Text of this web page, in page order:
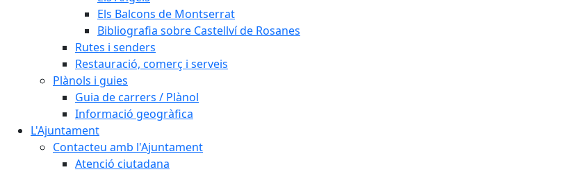
Els Balcons de Montserrat
Bibliografia sobre Castellví de Rosanes
Rutes i senders
Restauració, comerç i serveis
Plànols i guies
Guia de carrers / Plànol
Informació geogràfica
L'Ajuntament
Contacteu amb l'Ajuntament
Atenció ciutadana